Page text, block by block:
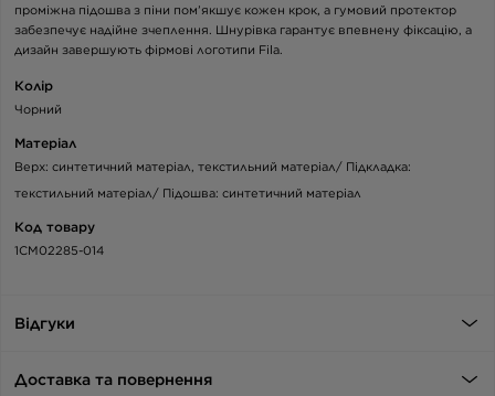
проміжна підошва з піни пом’якшує кожен крок, а гумовий протектор
забезпечує надійне зчеплення. Шнурівка гарантує впевнену фіксацію, а
дизайн завершують фірмові логотипи Fila.
Колір
Чорний
Матеріал
Верх: синтетичний матеріал, текстильний матеріал/ Підкладка:
текстильний матеріал/ Підошва: синтетичний матеріал
Код товару
1CM02285-014
Відгуки
Доставка та повернення